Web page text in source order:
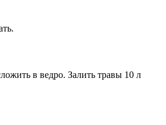
в ведро. Залить травы 10 л